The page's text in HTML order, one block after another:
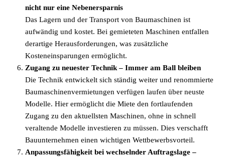
nicht nur eine Nebenersparnis
Das Lagern und der Transport von Baumaschinen ist
aufwändig und kostet. Bei gemieteten Maschinen entfallen
derartige Herausforderungen, was zusätzliche
Kosteneinsparungen ermöglicht.
Zugang zu neuester Technik – Immer am Ball bleiben
Die Technik entwickelt sich ständig weiter und renommierte
Baumaschinenvermietungen verfügen laufen über neuste
Modelle. Hier ermöglicht die Miete den fortlaufenden
Zugang zu den aktuellsten Maschinen, ohne in schnell
veraltende Modelle investieren zu müssen. Dies verschafft
Bauunternehmen einen wichtigen Wettbewerbsvorteil.
Anpassungsfähigkeit bei wechselnder Auftragslage –